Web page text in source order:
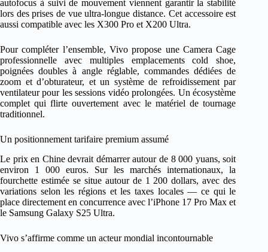
autofocus à suivi de mouvement viennent garantir la stabilité
lors des prises de vue ultra-longue distance. Cet accessoire est
aussi compatible avec les X300 Pro et X200 Ultra.
Pour compléter l’ensemble, Vivo propose une Camera Cage
professionnelle avec multiples emplacements cold shoe,
poignées doubles à angle réglable, commandes dédiées de
zoom et d’obturateur, et un système de refroidissement par
ventilateur pour les sessions vidéo prolongées. Un écosystème
complet qui flirte ouvertement avec le matériel de tournage
traditionnel.
Un positionnement tarifaire premium assumé
Le prix en Chine devrait démarrer autour de 8 000 yuans, soit
environ 1 000 euros. Sur les marchés internationaux, la
fourchette estimée se situe autour de 1 200 dollars, avec des
variations selon les régions et les taxes locales — ce qui le
place directement en concurrence avec l’iPhone 17 Pro Max et
le Samsung Galaxy S25 Ultra.
Vivo s’affirme comme un acteur mondial incontournable